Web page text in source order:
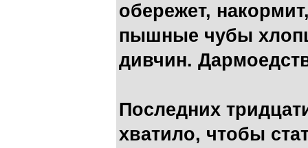
обережет,
пышные чубы
дивчин.
Последних
хватило, чтобы